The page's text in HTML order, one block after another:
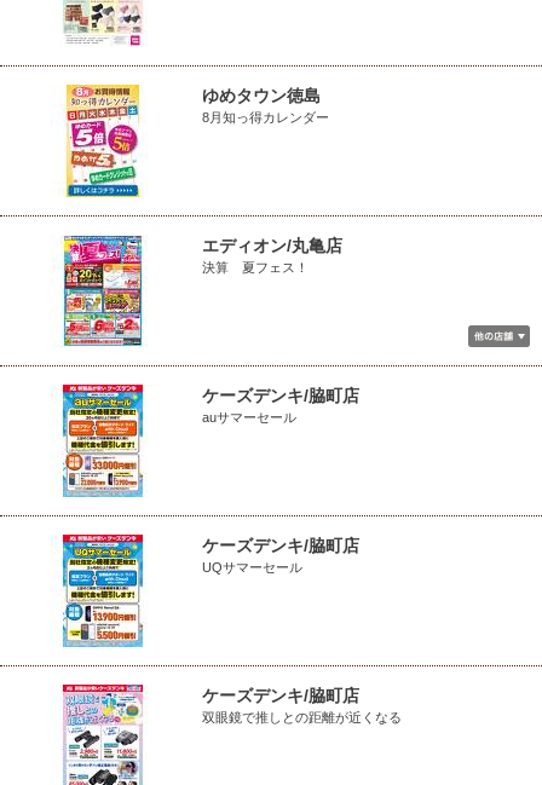
ゆめタウン徳島
8月知っ得カレンダー
エディオン/丸亀店
決算 夏フェス！
ケーズデンキ/脇町店
auサマーセール
ケーズデンキ/脇町店
UQサマーセール
ケーズデンキ/脇町店
双眼鏡で推しとの距離が近くなる